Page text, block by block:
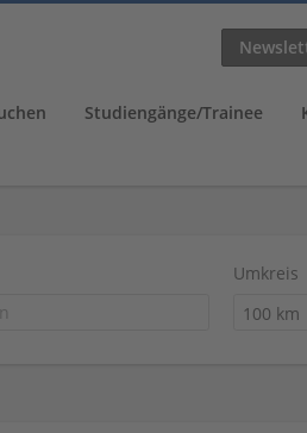
Studiengänge/Trainee
Umkreis
100 km